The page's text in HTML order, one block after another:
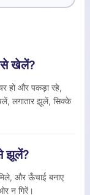
खेलें?
हो और पकड़ा रहे,
लगातार झूलें, सिक्के
झूलें?
और ऊँचाई बनाए
न गिरें।